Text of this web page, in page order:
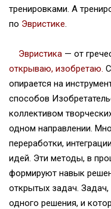
тренировками. А
по Эвристике.
Эвристика — от
открываю, изобретаю.
опирается на
способов
коллективом
одном направлении.
переработки,
идей. Эти методы, в
формируют навык
открытых задач.
одного решения, и